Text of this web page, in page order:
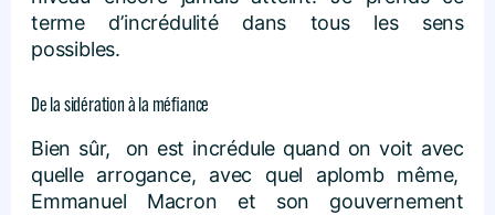
terme d’incrédulité dans tous les sens
possibles.
De la sidération à la méfiance
Bien sûr, on est incrédule quand on voit avec
quelle arrogance, avec quel aplomb même,
Emmanuel Macron et son gouvernement